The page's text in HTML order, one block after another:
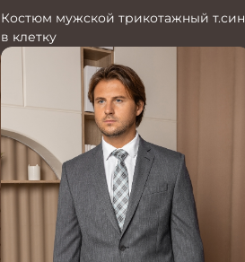
Костюм мужской трикотажный т.син
в клетку